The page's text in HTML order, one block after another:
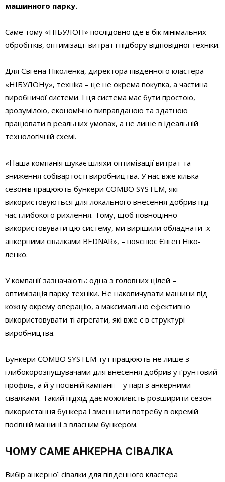
машинного парку.
Cаме тому «НІБУЛОН» послідовно іде в бік мінімальних
обробітків, оптимізації витрат і підбору відповідної техніки.
Для Євгена Ніколенка, директора південного кластера
«НІБУЛОНу», техніка – це не окрема покупка, а частина
виробничої системи. І ця система має бути простою,
зрозумілою, економічно виправданою та здатною
працювати в реальних умовах, а не лише в ідеальній
технологічній схемі.
«Наша компанія шукає шляхи оптимізації витрат та
зниження собівартості виробництва. У нас вже кілька
сезонів працюють бункери COMBO SYSTEM, які
використовуються для локального внесення добрив під
час глибокого рихлення. Тому, щоб повноцінно
використовувати цю систему, ми вирішили обладнати їх
анкерними сівалками BEDNAR», – пояснює Євген Ніко­
ленко.
У компанії зазначають: одна з головних цілей –
оптимізація парку техніки. Не накопичувати машини під
кожну окрему операцію, а максимально ефективно
використовувати ті агрегати, які вже є в структурі
виробництва.
Бункери COMBO SYSTEM тут працюють не лише з
глибокорозпушувачами для внесення добрив у ґрунтовий
профіль, а й у посівній кампанії – у парі з анкерними
сівалками. Такий підхід дає можливість розширити сезон
використання бункера і зменшити потребу в окремій
посівній машині з власним бункером.
ЧОМУ САМЕ АНКЕРНА СІВАЛКА
Вибір анкерної сівалки для південного кластера